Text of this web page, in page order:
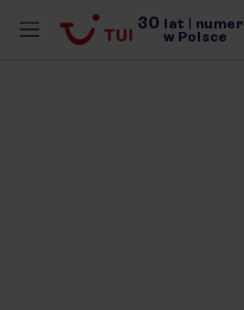
30 lat numer
w Polsce